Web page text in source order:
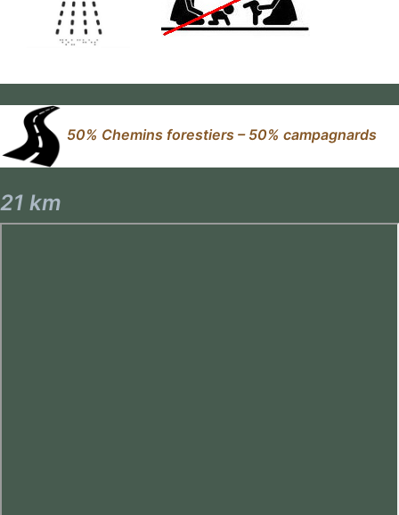
50% Chemins forestiers – 50% campagnards
21 km